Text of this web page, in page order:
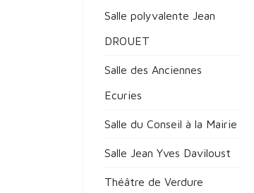
Salle polyvalente Jean
DROUET
Salle des Anciennes
Ecuries
Salle du Conseil à la Mairie
Salle Jean Yves Daviloust
Théâtre de Verdure